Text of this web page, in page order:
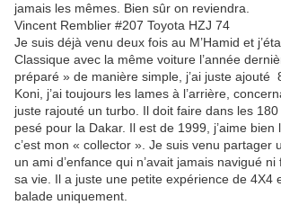
jamais les mêmes. Bien sûr on reviendra.
Vincent Remblier #207 Toyota HZJ 74
Je suis déjà venu deux fois au M’Hamid et
Classique avec la même voiture l’année
préparé » de manière simple, j’ai juste ajouté
Koni, j’ai toujours les lames à l’arrière,
juste rajouté un turbo. Il doit faire dans les
pesé pour la Dakar. Il est de 1999, j’aime bien
c’est mon « collector ». Je suis venu partager
un ami d’enfance qui n’avait jamais navigué
sa vie. Il a juste une petite expérience de 4X4
balade uniquement.